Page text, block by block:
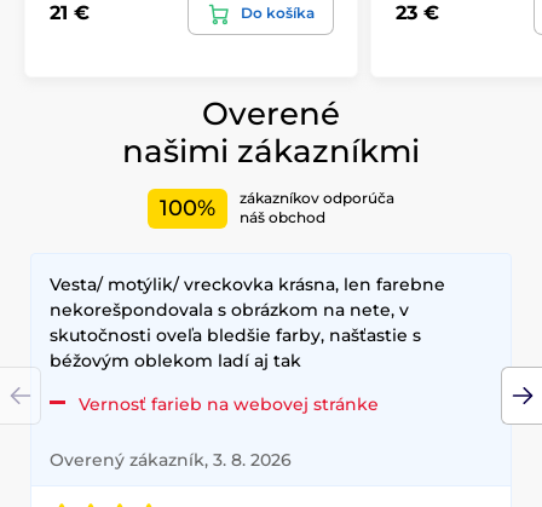
21 € Do košíka 23 €
Overené
našimi zákazníkmi
100%
zákazníkov odporúča
náš obchod
Vesta/ motýlik/ vreckovka krásna, len farebne
nekorešpondovala s obrázkom na nete, v
skutočnosti oveľa bledšie farby, našťastie s
béžovým oblekom ladí aj tak
Vernosť farieb na webovej stránke
Overený zákazník, 3. 8. 2026